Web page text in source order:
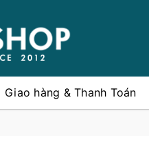
Giao hàng & Thanh Toán